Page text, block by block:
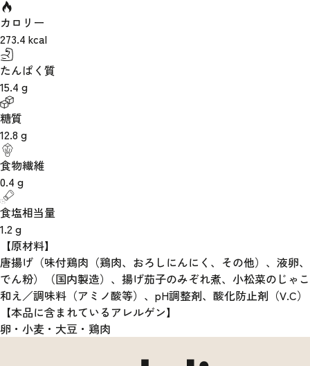
カロリー
273.4 kcal
たんぱく質
15.4 g
糖質
12.8 g
食物繊維
0.4 g
食塩相当量
1.2g
【原材料】
唐揚げ（味付鶏肉（鶏肉、おろしにんにく、その他）、液卵、
でん粉）（国内製造）、揚げ茄子のみぞれ煮、小松菜のじゃこ
和え／調味料（アミノ酸等）、pH調整剤、酸化防止剤（V.C）
【本品に含まれているアレルゲン】
卵・小麦・大豆・鶏肉